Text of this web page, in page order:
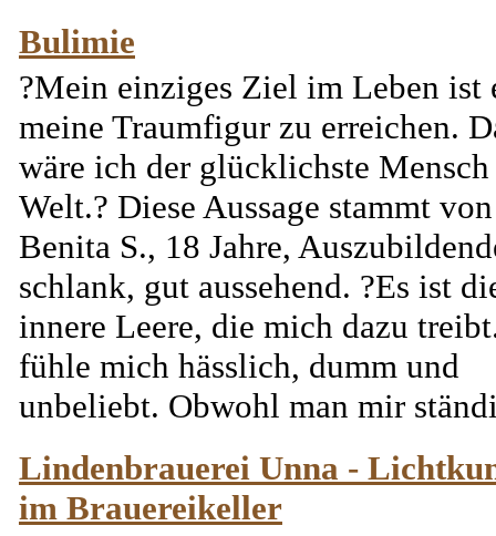
Bulimie
?Mein einziges Ziel im Leben ist
meine Traumfigur zu erreichen.
wäre ich der glücklichste Mensch
Welt.? Diese Aussage stammt von
Benita S., 18 Jahre,
schlank, gut aussehend. ?Es ist
innere Leere, die mich dazu
fühle mich hässlich, dumm und
unbeliebt. Obwohl man mir
Lindenbrauerei Unna -
im Brauereikeller